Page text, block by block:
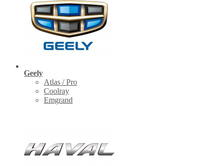
Geely
Atlas / Pro
Coolray
Emgrand